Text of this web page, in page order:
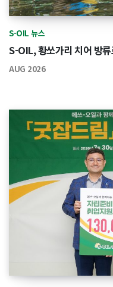
S-OIL 뉴스
S-OIL, 황쏘가리 치어 방
AUG 2026